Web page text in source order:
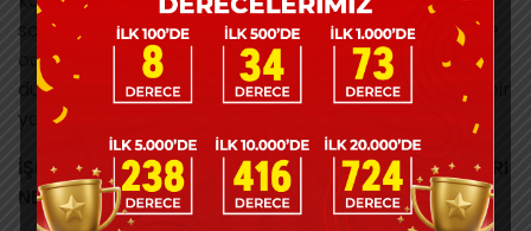
sorumluluğu yüksek, analiz etme ve problem çözme
odaklı olmalıdır. Pazarlamada ise yaratıcı, hızlı
düşünebilen, analitik kararlar verirken araştırmacı bir
yapı gerekmektedir.
İŞLETME BÖLÜMÜ MEZUNU NE İŞ YAPAR? İŞ İMKÂNLARI
NELERDİR?